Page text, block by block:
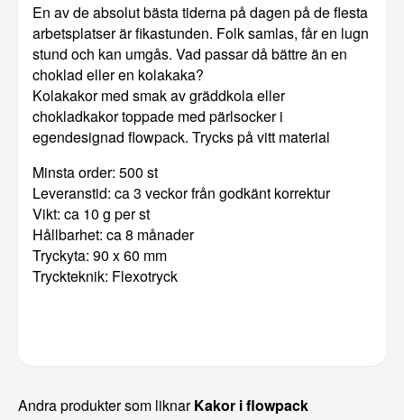
En av de absolut bästa tiderna på dagen på de flesta
arbetsplatser är fikastunden. Folk samlas, får en lugn
stund och kan umgås. Vad passar då bättre än en
choklad eller en kolakaka?
Kolakakor med smak av gräddkola eller
chokladkakor toppade med pärlsocker i
egendesignad flowpack. Trycks på vitt material
Minsta order: 500 st
Leveranstid: ca 3 veckor från godkänt korrektur
Vikt: ca 10 g per st
Hållbarhet: ca 8 månader
Tryckyta: 90 x 60 mm
Tryckteknik: Flexotryck
Andra produkter som liknarKakor i flowpack